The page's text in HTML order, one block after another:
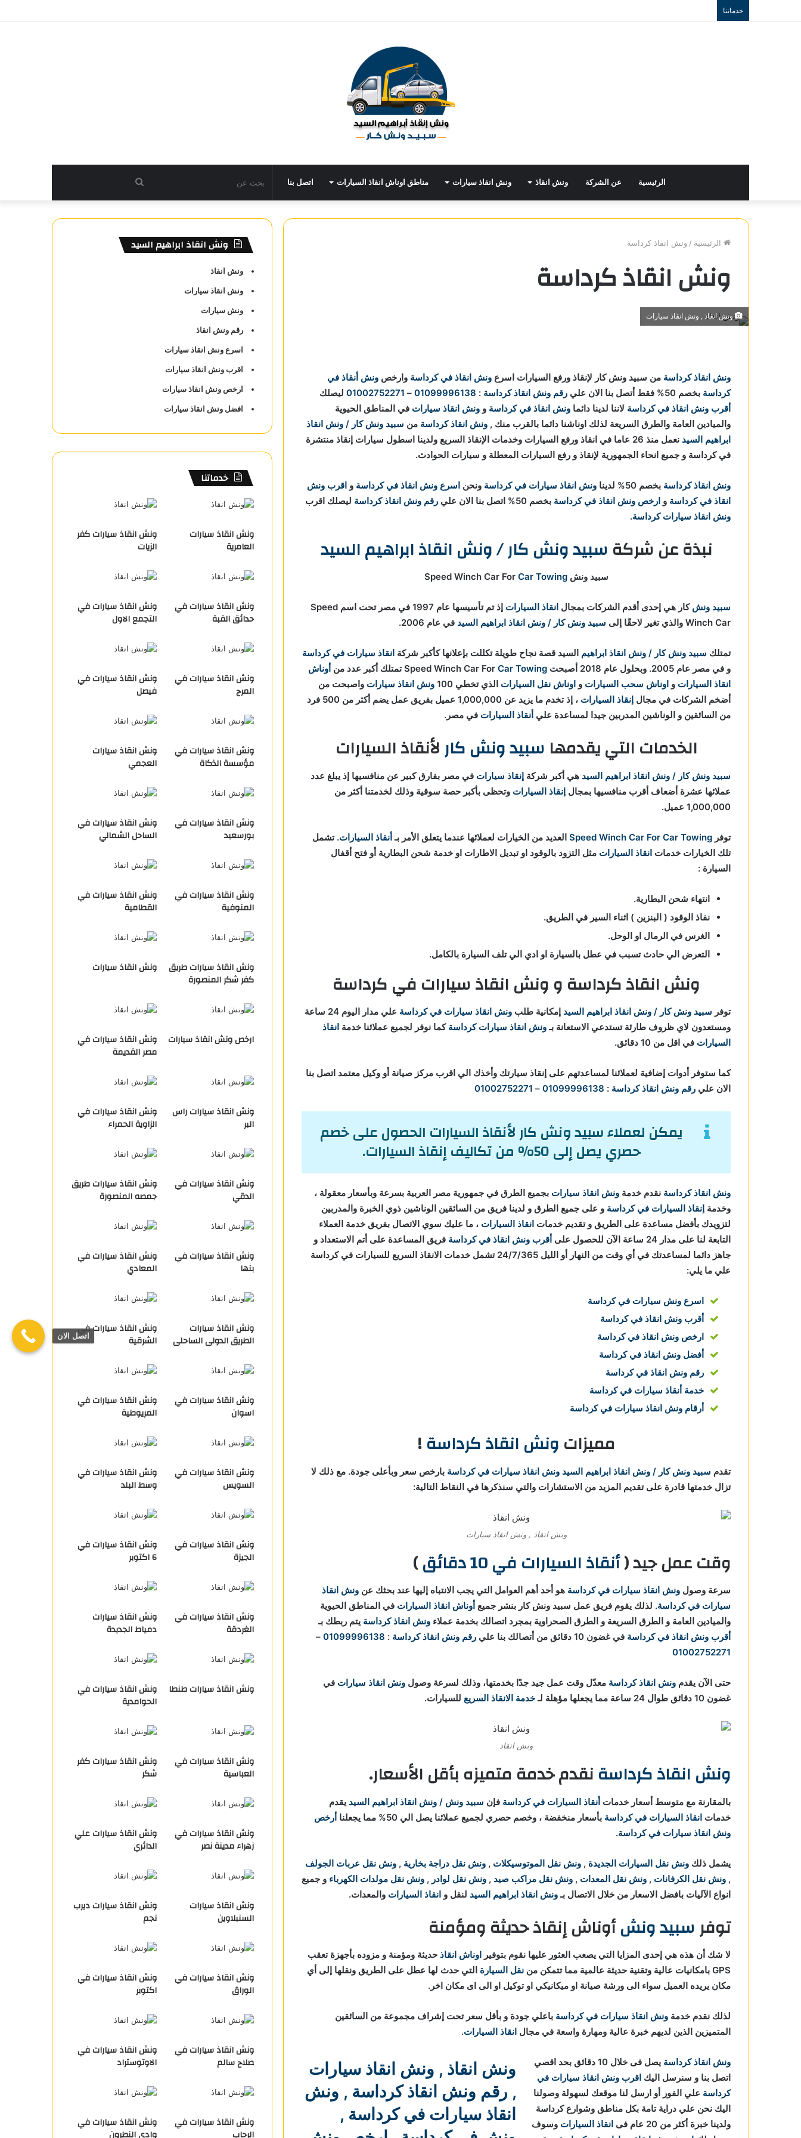
خدماتنا
الرئيسية عن الشركة ونش انقاذ ونش انقاذ سيارات مناطق اوناش انقاذ السيارات اتصل بنا
عن
الرئيسية / ونش انقاذ كرداسة
ونش انقاذ كرداسة
ونش انقاذ , ونش انقاذ سيارات
ونش انقاذ كرداسة من سبيد ونش كار لإنقاذ ورفع السيارات اسرع ونش انقاذ في كرداسة وارخص ونش أنقاذ في
كرداسة بخصم 50% فقط أتصل بنا الان علي رقم ونش انقاذ كرداسة :
01099996138
–
01002752271 ليصلك
أقرب ونش انقاذ في كرداسة لاننا لدينا دائما ونش انقاذ في كرداسة و ونش انقاذ سيارات في المناطق الحيوية
والميادين العامة والطرق السريعة لذلك اوناشنا دائما بالقرب منك , ونش انقاذ كرداسة من سبيد ونش كار / ونش انقاذ
ابراهيم السيد
نعمل منذ 26 عاما في انقاذ ورفع السيارات وخدمات الإنقاذ السريع ولدينا اسطول سيارات إنقاذ منتشرة
في كرداسة و جميع انحاء الجمهورية لإنقاذ و رفع السيارات المعطلة و سيارات الحوادث.
ونش انقاذ كرداسة بخصم 50% لدينا ونش انقاذ سيارات في كرداسة ونحن اسرع ونش انقاذ في كرداسة و اقرب ونش
انقاذ في كرداسة و ارخص ونش انقاذ في كرداسة بخصم 50% اتصل بنا الان علي رقم ونش انقاذ كرداسة ليصلك اقرب
ونش انقاذ سيارات كرداسة.
نبذة عن شركة سبيد ونش كار / ونش انقاذ ابراهيم السيد
سبيد ونش Speed Winch Car ForCar Towing
سبيد ونش كار هي إحدى أقدم الشركات بمجال انقاذ السيارات
إذ تم تأسيسها عام 1997 في مصر تحت اسم Speed
Winch Car والذي تغير لاحقًا إلى
سبيد ونش كار / ونش انقاذ ابراهيم السيد في عام 2006.
تمتلك سبيد ونش كار / ونش انقاذ ابراهيم السيد قصة نجاح طويلة تكللت بإعلانها كأكبر شركة انقاذ سيارات في كرداسة
و في مصر عام 2005. وبحلول عام 2018 أصبحت Speed Winch Car For
Car Towing تمتلك أكبر عدد من أوناش
انقاذ السيارات و اوناش سحب السيارات و اوناش نقل السيارات الذي تخطي 100 ونش انقاذ سيارات واصبحت من
أضخم الشركات في مجال إنقاذ السيارات
، إذ تخدم ما يزيد عن 1,000,000 عميل بفريق عمل يضم أكثر من 500 فرد
من السائقين و الوناشين المدربين جيدا لمساعدة علي أنقاذ السيارات في مصر.
الخدمات التي يقدمها سبيد ونش كارلأنقاذ السيارات
سبيد ونش كار / ونش انقاذ ابراهيم السيد هي أكبر شركة إنقاذ سيارات في مصر بفارق كبير عن منافسيها إذ يبلغ عدد
عملائها عشرة أضعاف أقرب منافسيها بمجال إنقاذ السيارات وتحظى بأكبر حصة سوقية وذلك لخدمتنا أكثر من
1,000,000 عميل.
توفر Speed Winch Car For Car Towing العديد من الخيارات لعملائها عندما يتعلق الأمر بـأنقاذ السيارات. تشمل
تلك الخيارات خدمات انقاذ السيارات مثل التزود بالوقود او تبديل الاطارات او خدمة شحن البطارية أو فتح أقفال
السيارة :
انتهاء شحن البطارية.
نفاذ الوقود ( البنزين ) اثناء السير في الطريق.
الغرس في الرمال او الوحل.
التعرض الي حادث تسبب في عطل بالسيارة او ادي الي تلف السيارة بالكامل.
ونش انقاذ كرداسة و ونش انقاذ سيارات في كرداسة
توفر سبيد ونش كار / ونش انقاذ ابراهيم السيد إمكانية طلب ونش انقاذ سيارات في كرداسة
علي مدار اليوم 24 ساعة
ومستعدون لاي ظروف طارئة تستدعي الاستعانة بـونش انقاذ سيارات كرداسة كما نوفر لجميع عملائنا خدمة انقاذ
السيارات في اقل من 10 دقائق.
كما ستوفر أدوات إضافية لعملائنا لمساعدتهم على إنقاذ سيارتك وأخذك الي اقرب مركز صيانة أو وكيل معتمد اتصل بنا
الان علي رقم ونش انقاذ كرداسة :
01099996138
–
01002752271
يمكن لعملاء سبيد ونش كار لأنقاذ السيارات الحصول على خصم
حصري يصل إلى 50% من تكاليف إنقاذ السيارات.
ونش انقاذ كرداسة نقدم خدمة ونش انقاذ سيارات بجميع الطرق في جمهورية مصر العربية بسرعة وبأسعار معقولة ،
وخدمة إنقاذ السيارات في كرداسة و على جميع الطرق و لدينا فريق من السائقين الوناشين ذوي الخبرة والمدربين
لتزويدك بأفضل مساعدة على الطريق و تقديم خدمات انقاذ السيارات ، ما عليك سوي الاتصال بفريق خدمة العملاء
التابعة لنا على مدار 24 ساعة الآن للحصول على
أقرب ونش انقاذ في كرداسة فريق المساعدة على أتم الاستعداد و
جاهز دائما لمساعدتك في أي وقت من النهار أو الليل 24/7/365 تشمل خدمات الانقاذ السريع للسيارات في كرداسة
علي ما يلي:
اسرع ونش سيارات في كرداسة
أقرب ونش انقاذ في كرداسة
ارخص ونش انقاذ في كرداسة
أفضل ونش انقاذ في كرداسة
رقم ونش انقاذ في كرداسة
خدمة أنقاذ سيارات في كرداسة
أرقام ونش انقاذ سيارات في كرداسة
مميزات ونش انقاذ كرداسة !
تقدم سبيد ونش كار / ونش انقاذ ابراهيم السيد ونش انقاذ سيارات في كرداسة بارخص سعر وبأعلى جودة. مع ذلك لا
تزال خدمتها قادرة على تقديم المزيد من الاستشارات والتي سنذكرها في النقاط التالية:
ونش انقاذ , ونش انقاذ سيارات
وقت عمل جيد (أنقاذ السيارات في 10 دقائق )
سرعة وصول ونش انقاذ سيارات في كرداسة هو أحد أهم العوامل التي يجب الانتباه إليها عند بحثك عن ونش انقاذ
سيارات في كرداسة. لذلك يقوم فريق عمل سبيد ونش كار بنشر جميع أوناش انقاذ السيارات في المناطق الحيوية
والميادين العامة و الطرق السريعة و الطرق الصحراوية بمجرد اتصالك بخدمة عملاء ونش انقاذ كرداسة يتم ربطك بـ
أقرب ونش انقاذ في كرداسة في غضون 10 دقائق من أتصالك بنا علي رقم ونش انقاذ كرداسة :
01099996138
–
01002752271
حتى الآن يقدم ونش انقاذ كرداسة معدّل وقت عمل جيد جدًا بخدمتها، وذلك لسرعة وصول ونش انقاذ سيارات في
غضون 10 دقائق طوال 24 ساعة مما يجعلها مؤهلة لـ
خدمة الانقاذ السريع للسيارات.
ونش انقاذ
ونش انقاذ كرداسة نقدم خدمة متميزه بأقل الأسعار.
بالمقارنة مع متوسط أسعار خدمات أنقاذ السيارات في كرداسة فإن سبيد ونش / ونش انقاذ ابراهيم السيد يقدم
خدمات انقاذ السيارات في كرداسة بأسعار منخفضة ، وخصم حصري لجميع عملائنا يصل الي 50% مما يجعلنا
أرخص
ونش انقاذ سيارات في كرداسة.
يشمل ذلك ونش نقل السيارات الجديدة , ونش نقل الموتوسيكلات , ونش نقل دراجة بخارية , ونش نقل عربات الجولف
, ونش نقل الكرفانات , ونش نقل المعدات , ونش نقل مراكب صيد , ونش نقل لوادر , ونش نقل مولدات الكهرباء و جميع
انواع الآليات بافضل الاسعار من خلال الاتصال بـونش انقاذ ابراهيم السيد لنقل و انقاذ السيارات والمعدات.
توفرسبيد ونشأوناش إنقاذ حديثة ومؤمنة
لا شك أن هذه هي إحدى المزايا التي يصعب العثور عليها نقوم بتوفير اوناش انقاذ حديثة ومؤمنة و مزوده بأجهزة تعقب
GPS بامكانيات عالية وتقنية حديثة عالمية مما تتمكن من
نقل السيارة التي حدث لها عطل على الطريق ونقلها إلى أي
مكان يريده العميل سواء الى ورشة صيانة او ميكانيكي او توكيل او الى اى مكان اخر.
لذلك نقدم خدمة ونش انقاذ سيارات في كرداسة باعلي جودة و بأقل سعر تحت إشراف مجموعة من السائقين
المتميزين الذين لديهم خبرة عالية ومهارة واسعة في مجال انقاذ السيارات.
ونش انقاذ , ونش انقاذ سيارات
, رقم ونش انقاذ كرداسة , ونش
انقاذ سيارات في كرداسة ,
ونش انقاذ كرداسة
يصل فى خلال 10 دقائق بحد اقصي
اتصل بنا و سنرسل اليك اقرب ونش انقاذ سيارات في
كرداسة علي الفور أو ارسل لنا موقعك لسهولة وصولنا
اليك نحن علي دراية تامة بكل مناطق وشوارع كرداسة
ولدينا خبرة أكثر من 20 عام فى
انقاذ السيارات وسوف
ونش انقاذ ابراهيم السيد
ونش انقاذ
ونش انقاذ سيارات
ونش سيارات
رقم ونش انقاذ
اسرع ونش انقاذ سيارات
اقرب ونش انقاذ سيارات
ارخص ونش انقاذ سيارات
افضل ونش انقاذ سيارات
خدماتنا
ونش انقاذ سيارات
العامرية
ونش انقاذ سيارات كفر
الزيات
ونش انقاذ سيارات في
حدائق القبة
ونش انقاذ سيارات في
التجمع الاول
ونش انقاذ سيارات في
المرج
ونش انقاذ سيارات في
فيصل
ونش انقاذ سيارات في
مؤسسة الذكاة
ونش انقاذ سيارات
العجمي
ونش انقاذ سيارات في
بورسعيد
ونش انقاذ سيارات في
الساحل الشمالي
ونش انقاذ سيارات في
المنوفية
ونش انقاذ سيارات في
القطامية
ونش انقاذ سيارات طريق
كفر شكر المنصورة
ونش انقاذ سيارات
ارخص ونش انقاذ سيارات
ونش انقاذ سيارات في
مصر القديمة
ونش انقاذ سيارات راس
البر
ونش انقاذ سيارات في
الزاوية الحمراء
ونش انقاذ سيارات في
الدقي
ونش انقاذ سيارات طريق
جمصه المنصورة
ونش انقاذ سيارات في
بنها
ونش انقاذ سيارات في
المعادي
ونش انقاذ سيارات
الطريق الدولى الساحلى
ونش انقاذ سيارات في
الشرقية
ونش انقاذ سيارات في
اسوان
ونش انقاذ سيارات في
المريوطية
ونش انقاذ سيارات في
السويس
ونش انقاذ سيارات في
وسط البلد
ونش انقاذ سيارات في
الجيزة
ونش انقاذ سيارات في
6 اكتوبر
ونش انقاذ سيارات في
الغردقة
ونش انقاذ سيارات
دمياط الجديدة
ونش انقاذ سيارات طنطا
ونش انقاذ سيارات في
الحوامدية
ونش انقاذ سيارات في
العباسية
ونش انقاذ سيارات كفر
شكر
ونش انقاذ سيارات في
زهراء مدينة نصر
ونش انقاذ سيارات علي
الدائري
ونش انقاذ سيارات
السنبلاوين
ونش انقاذ سيارات ديرب
نجم
ونش انقاذ سيارات في
الوراق
ونش انقاذ سيارات في
اكتوبر
ونش انقاذ سيارات في
صلاح سالم
ونش انقاذ سيارات في
الاوتوستراد
ونش انقاذ سيارات في
ونش انقاذ سيارات في
اتصل الان